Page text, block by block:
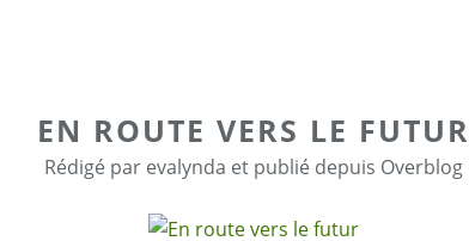
EN ROUTE VERS LE FUTUR
Rédigé par evalynda et publié depuis Overblog